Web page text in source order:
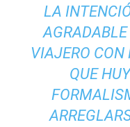
LA
AGRADABLE
VIAJERO CON
QUE